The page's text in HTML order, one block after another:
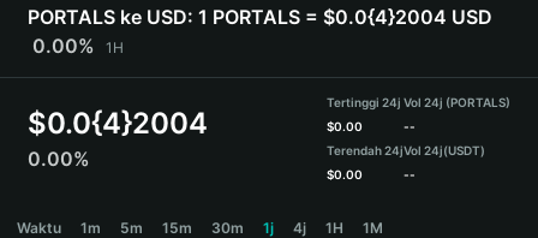
Bahasa Indonesia
ภาษาไทย
हिन्दी
Español
Português (Brasil)
PORTALS ke USD: 1 PORTALS = $0.0{4}2004 USD
0.00%
1H
$0.0{4}2004
0.00%
Tertinggi 24j
$0.00
Terendah 24j
$0.00
Vol 24j (PORTALS)
--
Vol 24j(USDT)
--
Waktu 1m 5m 15m 30m 1j 4j 1H 1M